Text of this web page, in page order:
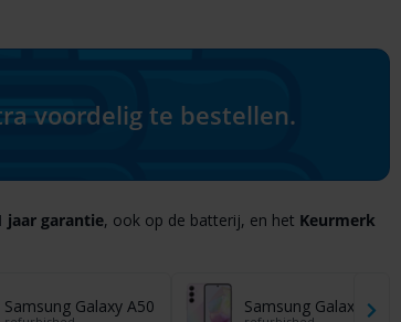
voordelig te bestellen.
jaar garantie, ook op de batterij, en het Keurmerk
Samsung Galaxy A50 Samsung Galaxy A35